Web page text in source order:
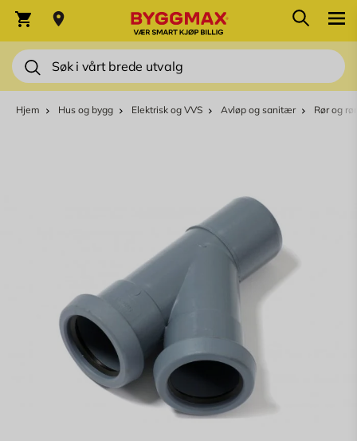
Søk
Varekurv Søk
Hjem Hus og bygg Elektrisk og VVS Avløp og sanitær Rør og